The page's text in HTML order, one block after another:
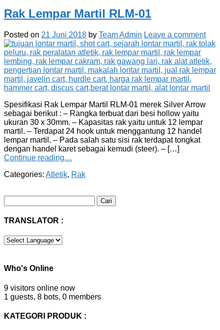
Rak Lempar Martil RLM-01
Posted on 21 Juni 2018 by Team Admin Leave a comment
Spesifikasi Rak Lempar Martil RLM-01 merek Silver Arrow
sebagai berikut : – Rangka terbuat dari besi hollow yaitu
ukuran 30 x 30mm. – Kapasitas rak yaitu untuk 12 lempar
martil. – Terdapat 24 hook untuk menggantung 12 handel
lempar martil. – Pada salah satu sisi rak terdapat tongkat
dengan handel karet sebagai kemudi (steer). – […]
Continue reading…
Categories: Atletik, Rak
untuk:
TRANSLATOR :
Who's Online
9 visitors online now
1 guests, 8 bots, 0 members
KATEGORI PRODUK :